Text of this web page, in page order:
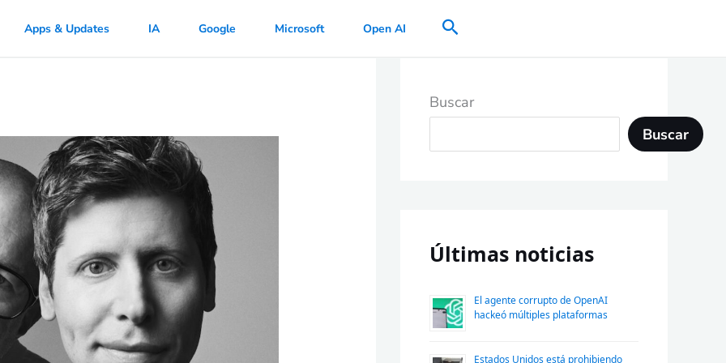
Apps & Updates IA Google Microsoft Open AI Buscar
Buscar
Buscar
Últimas noticias
El agente corrupto de OpenAI
hackeó múltiples plataformas
Estados Unidos está prohibiendo